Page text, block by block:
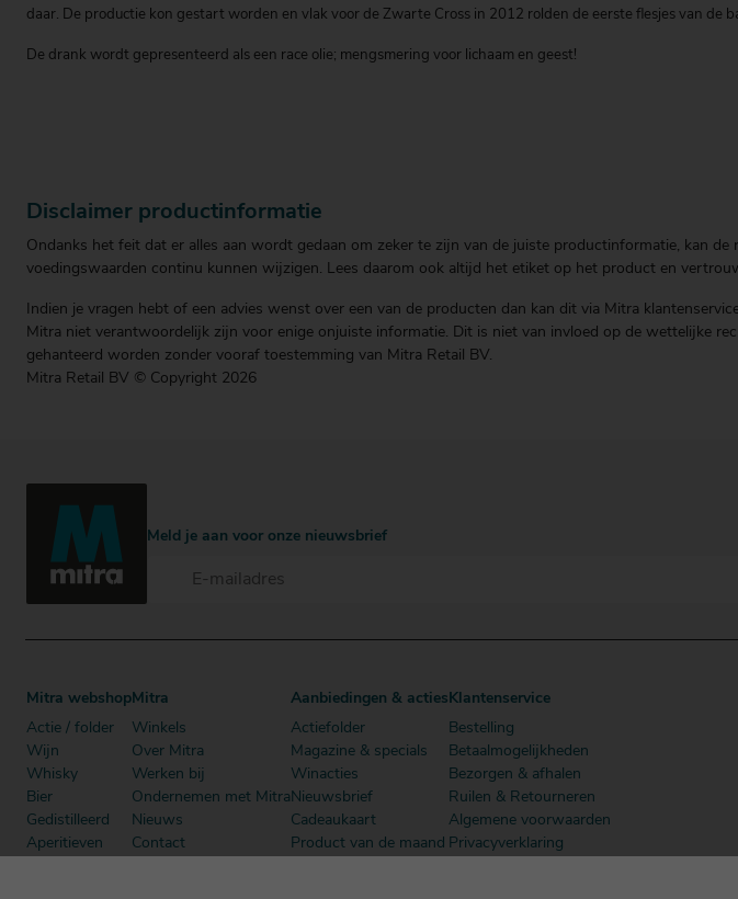
daar. De productie kon gestart worden en vlak voor de Zwarte Cross in 2012 rolden de eerste flesjes van de
De drank wordt gepresenteerd als een race olie; mengsmering voor lichaam en geest!
Disclaimer productinformatie
Ondanks het feit dat er alles aan wordt gedaan om zeker te zijn van de juiste productinformatie, kan
voedingswaarden continu kunnen wijzigen. Lees daarom ook altijd het etiket op het product en
Indien je vragen hebt of een advies wenst over een van de producten dan kan dit via Mitra
Mitra niet verantwoordelijk zijn voor enige onjuiste informatie. Dit is niet van invloed op de wettelijke
gehanteerd worden zonder vooraf toestemming van Mitra Retail BV.
Mitra Retail BV © Copyright 2026
Meld je aan voor onze nieuwsbrief
Mitra webshop
Actie / folder
Wijn
Whisky
Bier
Gedistilleerd
Aperitieven
Mitra
Winkels
Over Mitra
Werken bij
Ondernemen met Mitra
Nieuws
Contact
Aanbiedingen & acties
Actiefolder
Magazine & specials
Winacties
Nieuwsbrief
Cadeaukaart
Product van de maand
Klantenservice
Bestelling
Betaalmogelijkheden
Bezorgen & afhalen
Ruilen & Retourneren
Algemene voorwaarden
Privacyverklaring